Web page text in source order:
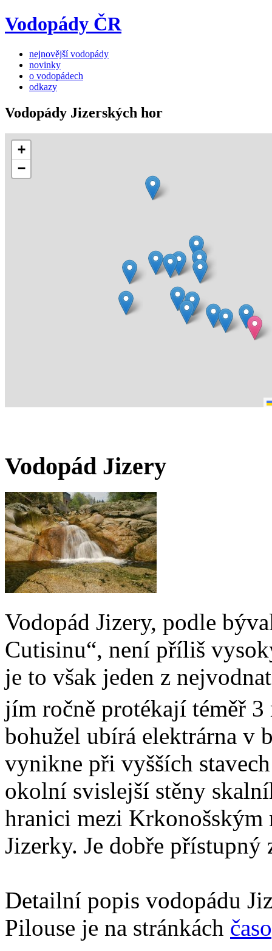
Vodopády ČR
nejnovější vodopády
novinky
o vodopádech
odkazy
Vodopády Jizerských hor
+
−
Vodopád Jizery
Vodopád Jizery, podle
Cutisinu“, není příliš
je to však jeden z
jím ročně protékají téměř 3
bohužel ubírá elektrárna v
vynikne při vyšších
okolní svislejší stěny
hranici mezi
Jizerky. Je dobře
Detailní popis vodopádu
Pilouse je na stránkách